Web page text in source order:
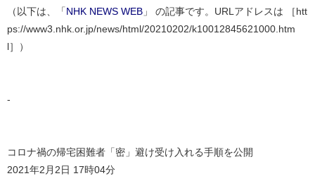
（以下は、「NHK NEWS WEB 」 の記事です。URLアドレスは ［htt
ps://www3.nhk.or.jp/news/html/20210202/k10012845621000.htm
l］）
‐
コロナ禍の帰宅困難者「密」避け受け入れる手順を公開
2021年2月2日 17時04分